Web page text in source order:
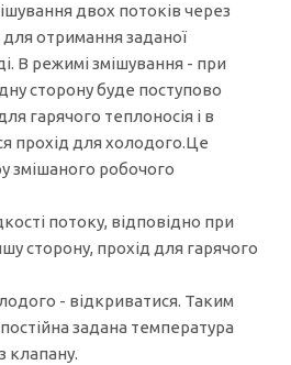
двох потоків через
отримання заданої
В режимі змішування - при
сторону буде поступово
гарячого теплоносія і в
прохід для холодого.Це
змішаного робочого
потоку, відповідно при
сторону, прохід для гарячого
- відкриватися. Таким
задана температура
клапану.